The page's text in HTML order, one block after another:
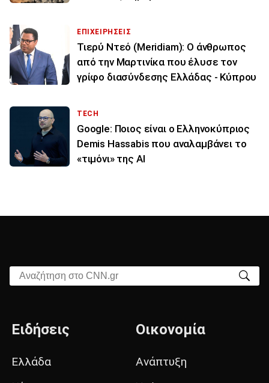
ΕΠΙΧΕΙΡΗΣΕΙΣ
Τιερύ Ντεό (Meridiam): Ο άνθρωπος
από την Μαρτινίκα που έλυσε τον
γρίφο διασύνδεσης Ελλάδας - Κύπρου
TECH
Google: Ποιος είναι ο Ελληνοκύπριος
Demis Hassabis που αναλαμβάνει το
«τιμόνι» της ΑΙ
Αναζήτηση στο CNN.gr
Ειδήσεις
Ελλάδα
Οικονομία
Ανάπτυξη